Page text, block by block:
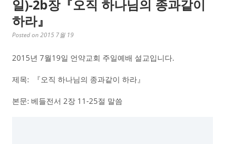
일)-2b장『오직 하나님의 종과같이
하라』
Posted on 2015 7월 19
2015년 7월19일 언약교회 주일예배 설교입니다.
제목: 『오직 하나님의 종과같이 하라』
본문: 베들전서 2장 11-25절 말씀